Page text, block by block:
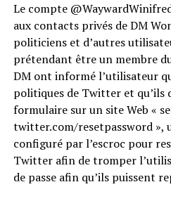
Le compte
aux contacts privés de DM
politiciens et d’autres
prétendant être un membre
DM ont informé l’utilisateur
politiques de Twitter et qu’ils
formulaire sur un site Web «
twitter.com/resetpassword »,
configuré par l’escroc pour
Twitter afin de tromper
de passe afin qu’ils puissent